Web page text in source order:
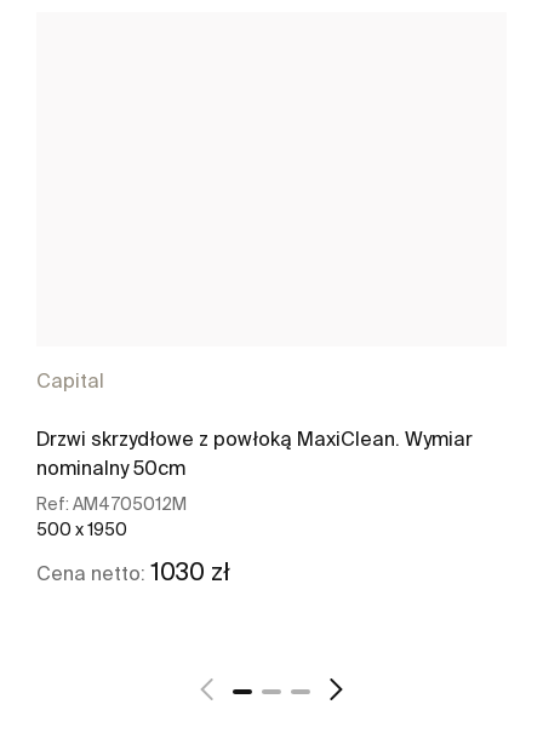
Capital
Drzwi skrzydłowe z powłoką MaxiClean. Wymiar
nominalny 50cm
Ref: AM4705012M
500 x 1950
Cena netto: 1030 zł